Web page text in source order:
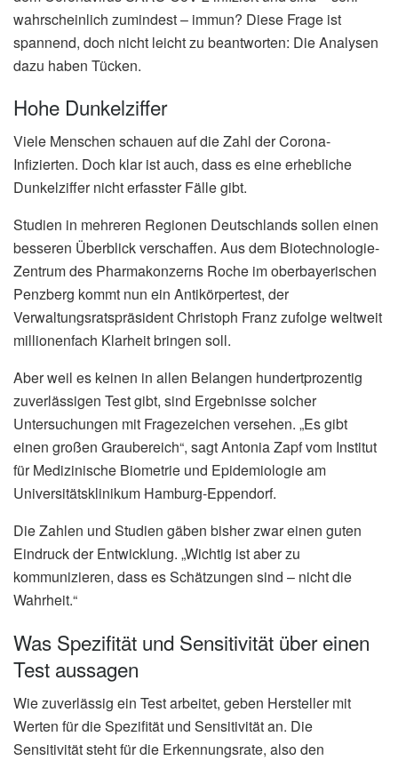
wahrscheinlich zumindest – immun? Diese Frage ist
spannend, doch nicht leicht zu beantworten: Die Analysen
dazu haben Tücken.
Hohe Dunkelziffer
Viele Menschen schauen auf die Zahl der Corona-
Infizierten. Doch klar ist auch, dass es eine erhebliche
Dunkelziffer nicht erfasster Fälle gibt.
Studien in mehreren Regionen Deutschlands sollen einen
besseren Überblick verschaffen. Aus dem Biotechnologie-
Zentrum des Pharmakonzerns Roche im oberbayerischen
Penzberg kommt nun ein Antikörpertest, der
Verwaltungsratspräsident Christoph Franz zufolge weltweit
millionenfach Klarheit bringen soll.
Aber weil es keinen in allen Belangen hundertprozentig
zuverlässigen Test gibt, sind Ergebnisse solcher
Untersuchungen mit Fragezeichen versehen. „Es gibt
einen großen Graubereich“, sagt Antonia Zapf vom Institut
für Medizinische Biometrie und Epidemiologie am
Universitätsklinikum Hamburg-Eppendorf.
Die Zahlen und Studien gäben bisher zwar einen guten
Eindruck der Entwicklung. „Wichtig ist aber zu
kommunizieren, dass es Schätzungen sind – nicht die
Wahrheit.“
Was Spezifität und Sensitivität über einen
Test aussagen
Wie zuverlässig ein Test arbeitet, geben Hersteller mit
Werten für die Spezifität und Sensitivität an. Die
Sensitivität steht für die Erkennungsrate, also den